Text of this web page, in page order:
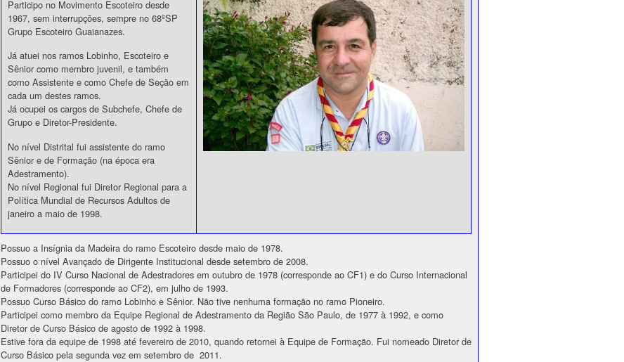
Participo no Movimento Escoteiro desde
1967, sem interrupções, sempre no 68ºSP
Grupo Escoteiro Guaianazes.
Já atuei nos ramos Lobinho, Escoteiro e
Sênior como membro juvenil, e também
como Assistente e como Chefe de Seção em
cada um destes ramos.
Já ocupei os cargos de Subchefe, Chefe de
Grupo e Diretor-Presidente.
No nível Distrital fui assistente do ramo
Sênior e de Formação (na época era
Adestramento).
No nível Regional fui Diretor Regional para a
Política Mundial de Recursos Adultos de
janeiro a maio de 1998.
Possuo a Insígnia da Madeira do ramo Escoteiro desde maio de 1978.
Possuo o nível Avançado de Dirigente Institucional desde setembro de 2008.
Participei do IV Curso Nacional de Adestradores em outubro de 1978 (corresponde ao CF1) e do Curso Internacional
de Formadores (corresponde ao CF2), em julho de 1993.
Possuo Curso Básico do ramo Lobinho e Sênior. Não tive nenhuma formação no ramo Pioneiro.
Participei como membro da Equipe Regional de Adestramento da Região São Paulo, de 1977 à 1992, e como
Diretor de Curso Básico de agosto de 1992 à 1998.
Estive fora da equipe de 1998 até fevereiro de 2010, quando retornei à Equipe de Formação. Fui nomeado Diretor de
Curso Básico pela segunda vez em setembro de 2011.